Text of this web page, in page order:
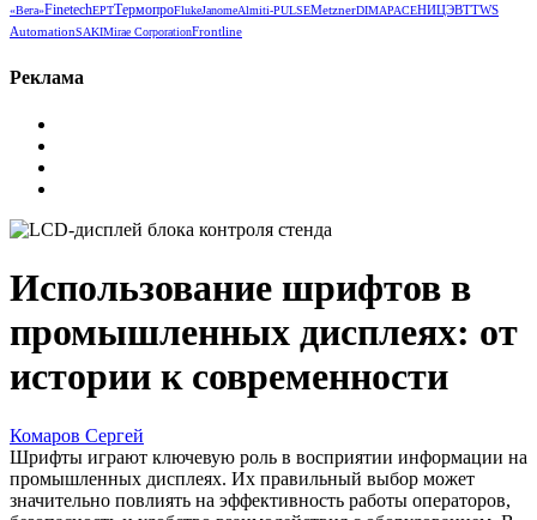
«Вега»FinetechEPTТермопроFlukeJanomeAlmiti-PULSEMetznerDIMAРАСЕНИЦЭВТTWS
AutomationSAKIMirae CorporationFrontline
Реклама
Использование шрифтов в
промышленных дисплеях: от
истории к современности
Комаров Сергей
Шрифты играют ключевую роль в восприятии информации на
промышленных дисплеях. Их правильный выбор может
значительно повлиять на эффективность работы операторов,